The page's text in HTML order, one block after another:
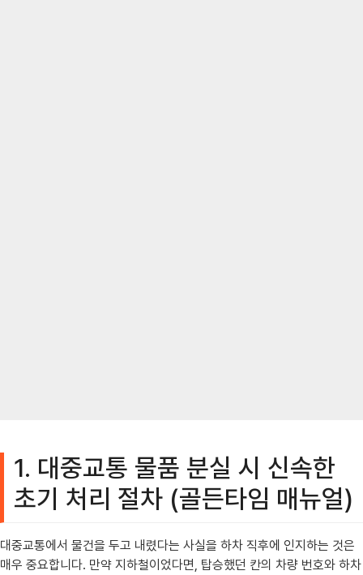
1. 대중교통 물품 분실 시 신속한
초기 처리 절차 (골든타임 매뉴얼)
대중교통에서 물건을 두고 내렸다는 사실을 하차 직후에 인지하는 것은
매우 중요합니다. 만약 지하철이었다면, 탑승했던 칸의 차량 번호와 하차